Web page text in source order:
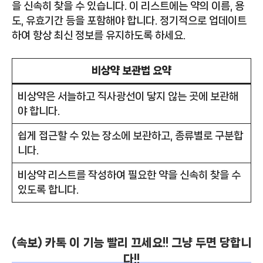
을 신속히 찾을 수 있습니다. 이 리스트에는 약의 이름, 용
도, 유효기간 등을 포함해야 합니다. 정기적으로 업데이트
하여 항상 최신 정보를 유지하도록 하세요.
비상약 보관법 요약
비상약은 서늘하고 직사광선이 닿지 않는 곳에 보관해
야 합니다.
쉽게 접근할 수 있는 장소에 보관하고, 종류별로 구분합
니다.
비상약 리스트를 작성하여 필요한 약을 신속히 찾을 수
있도록 합니다.
(속보) 카톡 이 기능 빨리 끄세요!! 그냥 두면 당합니
다!!